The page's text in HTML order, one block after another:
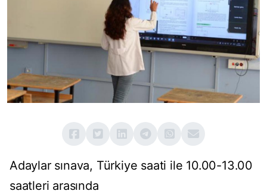
Adaylar sınava, Türkiye saati ile 10.00-13.00
saatleri arasında